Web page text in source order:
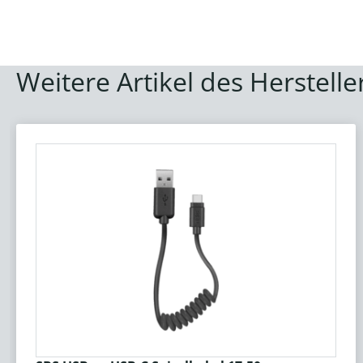
Weitere Artikel des